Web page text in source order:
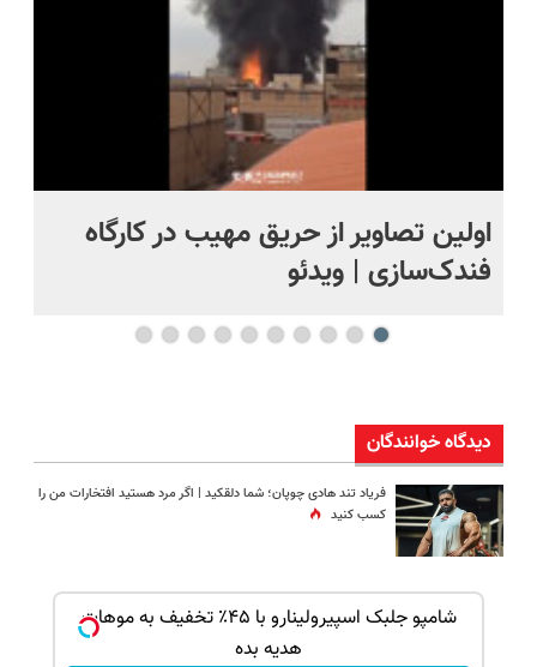
اولین تصاویر از حریق مهیب در کارگاه
فندک‌سازی | ویدئو
دیدگاه خوانندگان
فریاد تند هادی چوپان؛‌ شما دلقکید | اگر مرد هستید افتخارات من را
کسب کنید
شامپو جلبک اسپیرولینارو با ۴۵٪ تخفیف به موهات
هدیه بده